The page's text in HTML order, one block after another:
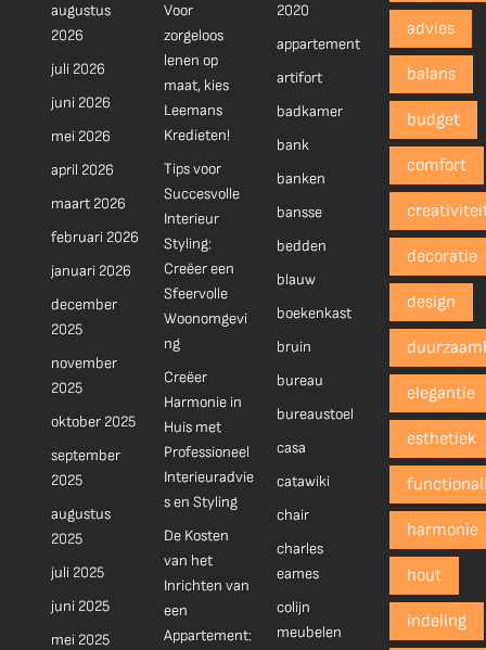
augustus
2026
juli 2026
juni 2026
mei 2026
april 2026
maart 2026
februari 2026
januari 2026
december
2025
november
2025
oktober 2025
september
2025
augustus
2025
juli 2025
juni 2025
mei 2025
Voor
zorgeloos
lenen op
maat, kies
Leemans
Kredieten!
Tips voor
Succesvolle
Interieur
Styling:
Creëer een
Sfeervolle
Woonomgevi
ng
Creëer
Harmonie in
Huis met
Professioneel
Interieuradvie
s en Styling
De Kosten
van het
Inrichten van
een
Appartement:
2020
appartement
artifort
badkamer
bank
banken
bansse
bedden
blauw
boekenkast
bruin
bureau
bureaustoel
casa
catawiki
chair
charles
eames
colijn
meubelen
advies
balans
budget
comfort
decoratie
design
elegantie
esthetiek
harmonie
hout
indeling